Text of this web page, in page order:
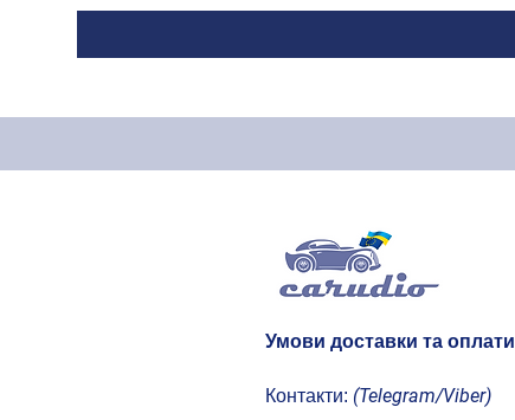
Умови доставки та оплати
Контакти: (Telegram/Viber)